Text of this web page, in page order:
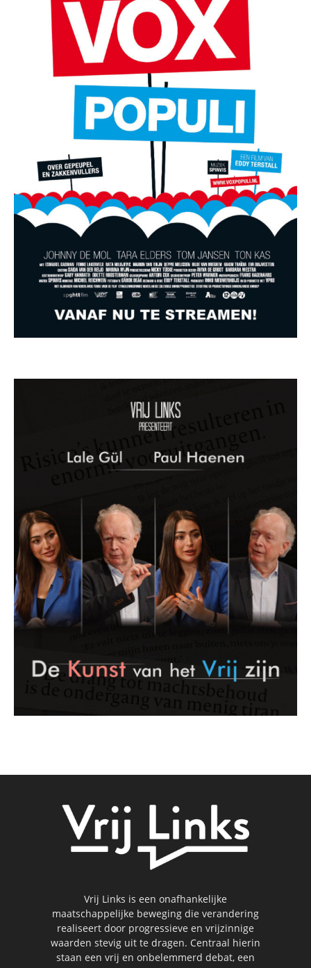
Vrij Links is een onafhankelijke
maatschappelijke beweging die verandering
realiseert door progressieve en vrijzinnige
waarden stevig uit te dragen. Centraal hierin
staan een vrij en onbelemmerd debat, een